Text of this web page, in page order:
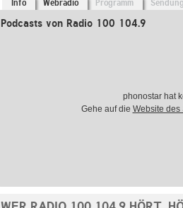
Info Webradio Programm
Podcasts von Radio 100 104.9
phonostar hat
Gehe auf die Website des